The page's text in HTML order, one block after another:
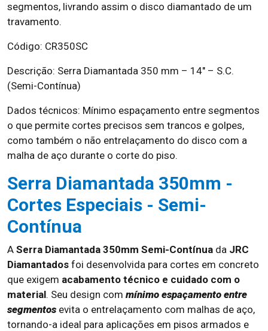
segmentos, livrando assim o disco diamantado de um
travamento.
Código: CR350SC
Descrição: Serra Diamantada 350 mm – 14″ – S.C.
(Semi-Contínua)
Dados técnicos: Mínimo espaçamento entre segmentos
o que permite cortes precisos sem trancos e golpes,
como também o não entrelaçamento do disco com a
malha de aço durante o corte do piso.
Serra Diamantada 350mm -
Cortes Especiais - Semi-
Contínua
A Serra Diamantada 350mm Semi-Contínua da JRC
Diamantados foi desenvolvida para cortes em concreto
que exigem acabamento técnico e cuidado com o
material. Seu design com mínimo espaçamento entre
segmentos evita o entrelaçamento com malhas de aço,
tornando-a ideal para aplicações em pisos armados e